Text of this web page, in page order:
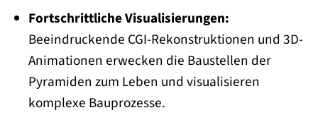
Fortschrittliche Visualisierungen:
Beeindruckende CGI-Rekonstruktionen und 3D-
Animationen erwecken die Baustellen der
Pyramiden zum Leben und visualisieren
komplexe Bauprozesse.